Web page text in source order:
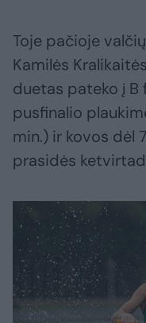
Toje pačioje
Kamilės
duetas pateko į B
pusfinalio
min.) ir kovos dėl
prasidės